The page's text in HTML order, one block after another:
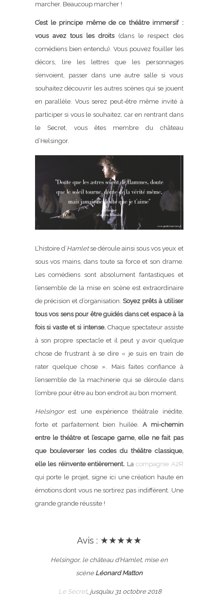
marcher. Beaucoup marcher !
C’est le principe même de ce théâtre immersif :
vous avez tous les droits(dans le respect des
comédiens bien entendu). Vous pouvez fouiller les
décors, lire les lettres que les personnages
s’envoient, passer dans une autre salle si vous
souhaitez découvrir les autres scènes qui se jouent
en parallèle. Vous serez peut-être même invité à
participer si vous le souhaitez, car en rentrant dans
le Secret, vous êtes membre du château
d’Helsingor.
L’histoire d’Hamletse déroule ainsi sous vos yeux et
sous vos mains, dans toute sa force et son drame.
Les comédiens sont absolument fantastiques et
l’ensemble de la mise en scène est extraordinaire
de précision et d’organisation. Soyez prêts à utiliser
tous vos sens pour être guidés dans cet espace à la
fois si vaste et si intense.Chaque spectateur assiste
à son propre spectacle et il peut y avoir quelque
chose de frustrant à se dire « je suis en train de
rater quelque chose ». Mais faites confiance à
l’ensemble de la machinerie qui se déroule dans
l’ombre pour être au bon endroit au bon moment.
Helsingorest une expérience théâtrale inédite,
forte et parfaitement bien huilée. A mi-chemin
entre le théâtre et l’escape game, elle ne fait pas
que bouleverser les codes du théâtre classique,
elle les réinvente entièrement. La compagnie A2R
qui porte le projet, signe ici une création haute en
émotions dont vous ne sortirez pas indifférent. Une
grande grande réussite !
Avis : ★★★★★
Helsingor, le château d’Hamlet, mise en
scène Léonard Matton
Le Secret, jusqu’au 31 octobre 2018